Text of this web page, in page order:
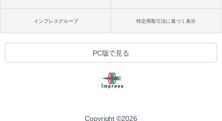
インプレスグループ 特定商取引法に基づく表示
PC版で見る
Copyright ©2026